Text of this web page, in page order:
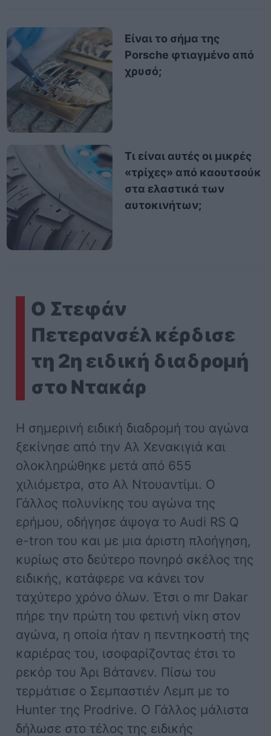
Είναι το σήμα της
Porsche φτιαγμένο από
χρυσό;
Τι είναι αυτές οι μικρές
«τρίχες» από καουτσούκ
στα ελαστικά των
αυτοκινήτων;
Ο Στεφάν
Πετερανσέλ κέρδισε
τη 2η ειδική διαδρομή
στο Ντακάρ
Η σημερινή ειδική διαδρομή του αγώνα
ξεκίνησε από την Αλ Χενακιγιά και
ολοκληρώθηκε μετά από 655
χιλιόμετρα, στο Αλ Ντουαντίμι. Ο
Γάλλος πολυνίκης του αγώνα της
ερήμου, οδήγησε άψογα το Audi RS Q
e-tron του και με μια άριστη πλοήγηση,
κυρίως στο δεύτερο πονηρό σκέλος της
ειδικής, κατάφερε να κάνει τον
ταχύτερο χρόνο όλων. Έτσι ο mr Dakar
πήρε την πρώτη του φετινή νίκη στον
αγώνα, η οποία ήταν η πεντηκοστή της
καριέρας του, ισοφαρίζοντας έτσι το
ρεκόρ του Άρι Βάτανεν. Πίσω του
τερμάτισε ο Σεμπαστιέν Λεμπ με το
Hunter της Prodrive. O Γάλλος μάλιστα
δήλωσε στο τέλος της ειδικής